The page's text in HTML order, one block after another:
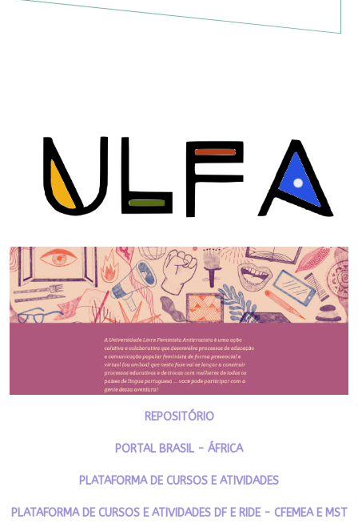
REPOSITÓRIO
PORTAL BRASIL - ÁFRICA
PLATAFORMA DE CURSOS E ATIVIDADES
PLATAFORMA DE CURSOS E ATIVIDADES DF E RIDE - CFEMEA E MST